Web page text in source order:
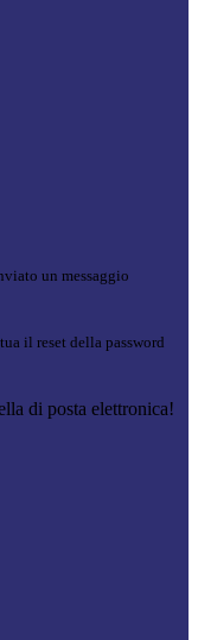
un messaggio
il reset della password
di posta elettronica!